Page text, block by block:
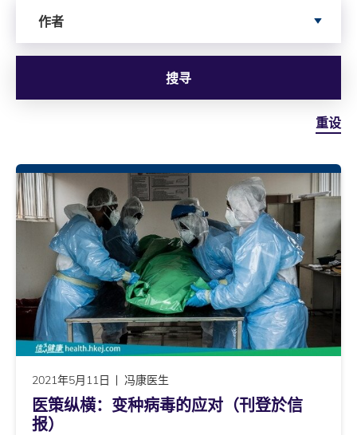
作者
搜寻
重设
2021年5月11日 冯康医生
医策纵横：变种病毒的应对（刊登於信
报）